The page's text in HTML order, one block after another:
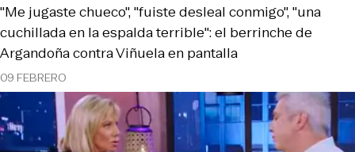
09 FEBRERO
"Me jugaste chueco", "fuiste desleal conmigo", "una
cuchillada en la espalda terrible": el berrinche de
Argandoña contra Viñuela en pantalla